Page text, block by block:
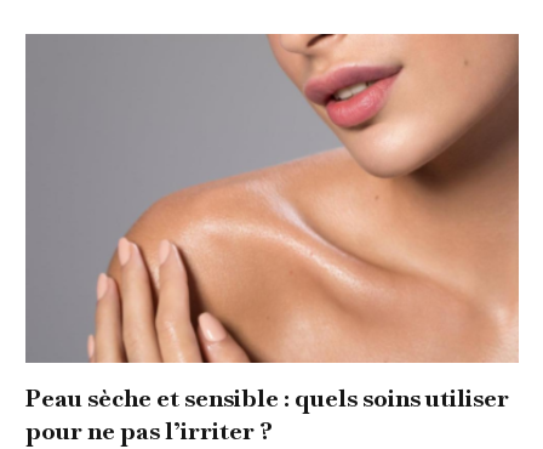
Peau sèche et sensible : quels soins utiliser
pour ne pas l’irriter ?